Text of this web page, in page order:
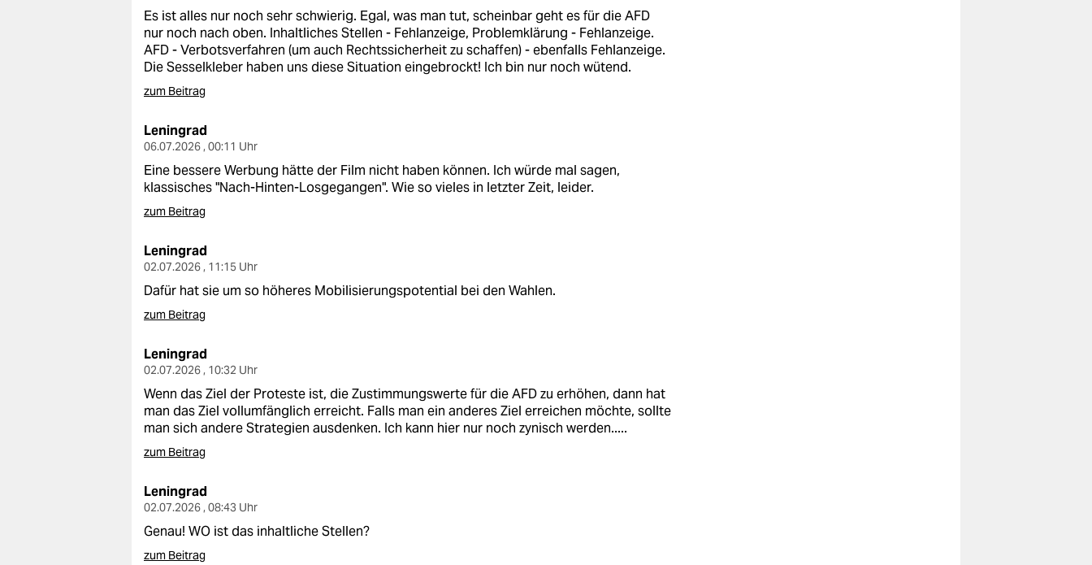
Es ist alles nur noch sehr schwierig. Egal, was man tut, scheinbar geht es für die AFD
nur noch nach oben. Inhaltliches Stellen - Fehlanzeige, Problemklärung - Fehlanzeige.
AFD - Verbotsverfahren (um auch Rechtssicherheit zu schaffen) - ebenfalls Fehlanzeige.
Die Sesselkleber haben uns diese Situation eingebrockt! Ich bin nur noch wütend.
zum Beitrag
Leningrad
06.07.2026 , 00:11 Uhr
Eine bessere Werbung hätte der Film nicht haben können. Ich würde mal sagen,
klassisches "Nach-Hinten-Losgegangen". Wie so vieles in letzter Zeit, leider.
zum Beitrag
Leningrad
02.07.2026 , 11:15 Uhr
Dafür hat sie um so höheres Mobilisierungspotential bei den Wahlen.
zum Beitrag
Leningrad
02.07.2026 , 10:32 Uhr
Wenn das Ziel der Proteste ist, die Zustimmungswerte für die AFD zu erhöhen, dann hat
man das Ziel vollumfänglich erreicht. Falls man ein anderes Ziel erreichen möchte, sollte
man sich andere Strategien ausdenken. Ich kann hier nur noch zynisch werden.....
zum Beitrag
Leningrad
02.07.2026 , 08:43 Uhr
Genau! WO ist das inhaltliche Stellen?
zum Beitrag